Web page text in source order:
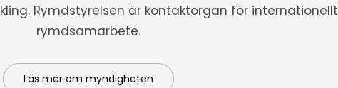
Rymdstyrelsen är kontaktorgan för internationellt
rymdsamarbete.
Läs mer om myndigheten